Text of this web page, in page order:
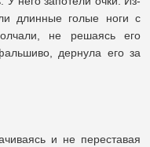
длинные голые ноги с
не решаясь его
дернула его за
и не переставая